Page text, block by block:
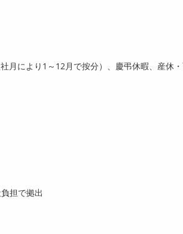
月により 1 ～ 12 月で按分）、慶弔休暇、産休
担で拠出